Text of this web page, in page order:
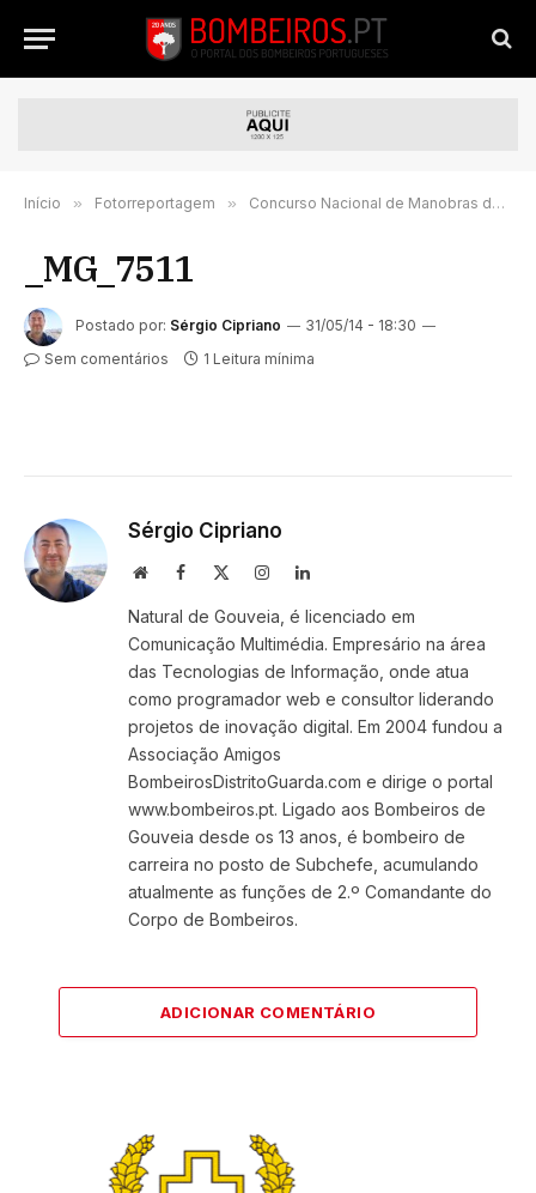
Início » Fotorreportagem » Concurso Nacional de Manobras decorre este fim-de-semana em Amora-Seixal
_MG_7511
Postado por: Sérgio Cipriano
31/05/14 - 18:30
Sem comentários
1 Leitura mínima
Sérgio Cipriano
WebsiteFacebook InstagramLinkedIn
Natural de Gouveia, é licenciado em
Comunicação Multimédia. Empresário na área
das Tecnologias de Informação, onde atua
como programador web e consultor liderando
projetos de inovação digital. Em 2004 fundou a
Associação Amigos
BombeirosDistritoGuarda.com e dirige o portal
www.bombeiros.pt. Ligado aos Bombeiros de
Gouveia desde os 13 anos, é bombeiro de
carreira no posto de Subchefe, acumulando
atualmente as funções de 2.º Comandante do
Corpo de Bombeiros.
ADICIONAR COMENTÁRIO